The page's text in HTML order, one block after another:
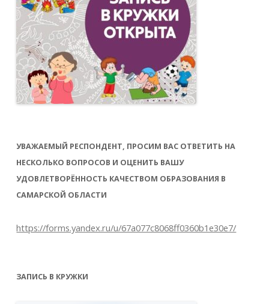
УВАЖАЕМЫЙ РЕСПОНДЕНТ, ПРОСИМ ВАС ОТВЕТИТЬ НА
НЕСКОЛЬКО ВОПРОСОВ И ОЦЕНИТЬ ВАШУ
УДОВЛЕТВОРЁННОСТЬ КАЧЕСТВОМ ОБРАЗОВАНИЯ В
САМАРСКОЙ ОБЛАСТИ
https://forms.yandex.ru/u/67a077c8068ff0360b1e30e7/
ЗАПИСЬ В КРУЖКИ